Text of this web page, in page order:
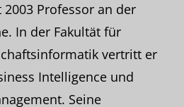
2003 Professor an der
In der Fakultät für
vertritt er
Intelligence und
Seine